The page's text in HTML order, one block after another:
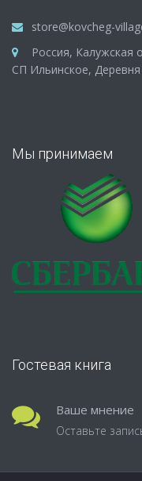
store@kovcheg-
Россия, Калужская
СП Ильинское,
Мы принимаем
Гостевая книга
Ваше мнение
Оставьте